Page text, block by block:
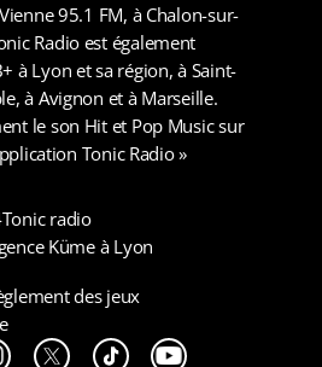
95.1 FM, à Chalon-sur-
Radio est également
à Lyon et sa région, à Saint-
à Avignon et à Marseille.
le son Hit et Pop Music sur
Tonic Radio »
Tonic radio
Küme à Lyon
des jeux